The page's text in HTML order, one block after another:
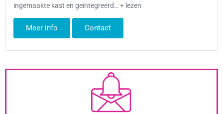
ingemaakte kast en geïntegreerd… + lezen
Meer info Contact